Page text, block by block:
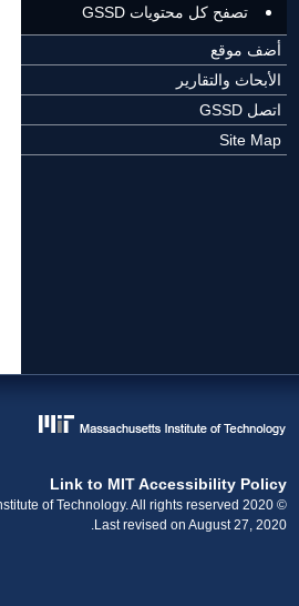
تصفح كل محتويات GSSD
أضف موقع
الأبحاث والتقارير
اتصل GSSD
Site Map
Link to MIT Accessibility Policy
© 2020 Massachusetts Institute of Technology. All rights reserved.
Last revised on August 27, 2020.